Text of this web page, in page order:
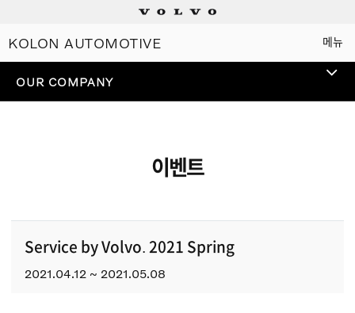
메뉴
KOLON AUTOMOTIVE
이벤트
OUR COMPANY
Service by Volvo. 2021 Spring
2021.04.12 ~ 2021.05.08
Electric
Plug-in hybrids
세일즈 컨설턴트
전시장 찾기